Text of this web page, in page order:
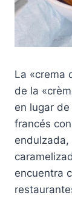
La «crema
de la
en lugar
francés
endulzada,
encuentra